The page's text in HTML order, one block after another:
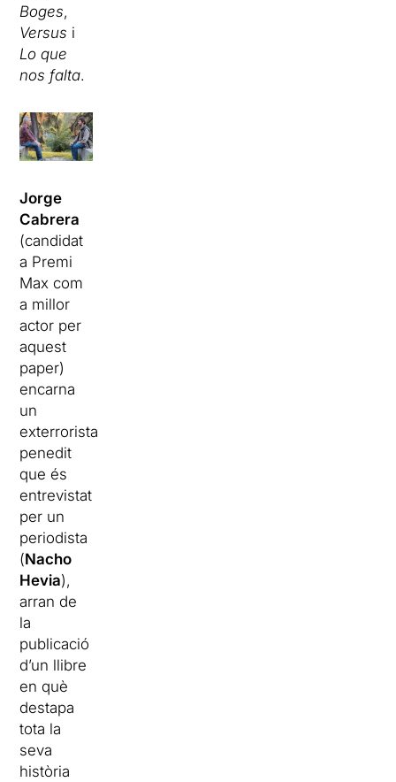
Boges,
Versus i
Lo que
nos falta.
Jorge
Cabrera
(candidat
a Premi
Max com
a millor
actor per
aquest
paper)
encarna
un
exterrorista
penedit
que és
entrevistat
per un
periodista
(Nacho
Hevia),
arran de
la
publicació
d’un llibre
en què
destapa
tota la
seva
història